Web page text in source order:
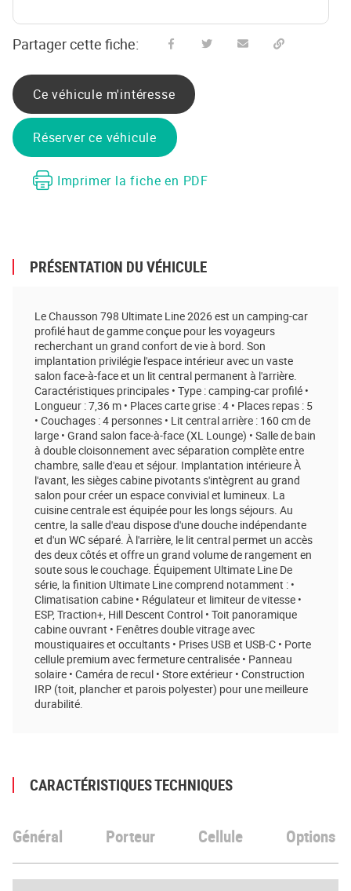
Partager cette fiche:
Ce véhicule m'intéresse
Réserver ce véhicule
Imprimer la fiche en PDF
PRÉSENTATION DU VÉHICULE
Le Chausson 798 Ultimate Line 2026 est un camping-car
profilé haut de gamme conçue pour les voyageurs
recherchant un grand confort de vie à bord. Son
implantation privilégie l'espace intérieur avec un vaste
salon face-à-face et un lit central permanent à l'arrière.
Caractéristiques principales • Type : camping-car profilé •
Longueur : 7,36 m • Places carte grise : 4 • Places repas : 5
• Couchages : 4 personnes • Lit central arrière : 160 cm de
large • Grand salon face-à-face (XL Lounge) • Salle de bain
à double cloisonnement avec séparation complète entre
chambre, salle d'eau et séjour. Implantation intérieure À
l'avant, les sièges cabine pivotants s'intègrent au grand
salon pour créer un espace convivial et lumineux. La
cuisine centrale est équipée pour les longs séjours. Au
centre, la salle d'eau dispose d'une douche indépendante
et d'un WC séparé. À l'arrière, le lit central permet un accès
des deux côtés et offre un grand volume de rangement en
soute sous le couchage. Équipement Ultimate Line De
série, la finition Ultimate Line comprend notamment : •
Climatisation cabine • Régulateur et limiteur de vitesse •
ESP, Traction+, Hill Descent Control • Toit panoramique
cabine ouvrant • Fenêtres double vitrage avec
moustiquaires et occultants • Prises USB et USB-C • Porte
cellule premium avec fermeture centralisée • Panneau
solaire • Caméra de recul • Store extérieur • Construction
IRP (toit, plancher et parois polyester) pour une meilleure
durabilité.
CARACTÉRISTIQUES TECHNIQUES
Général Porteur Cellule Options